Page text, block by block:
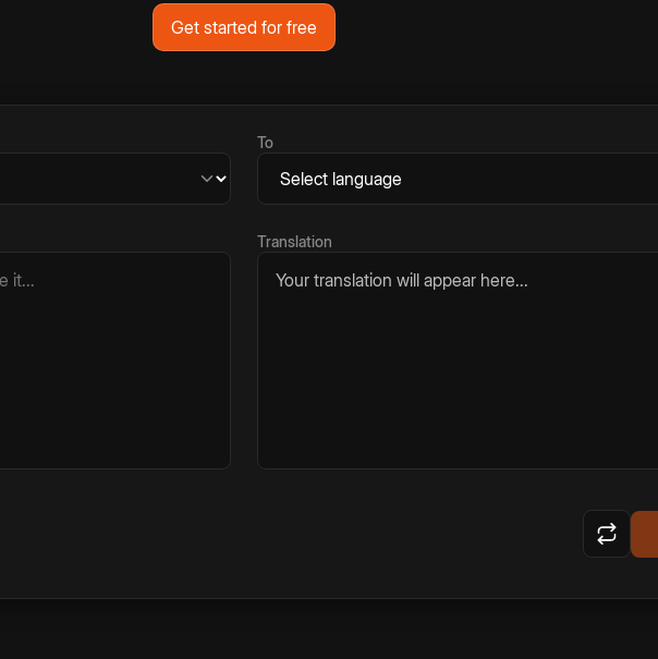
Get started for free
To
Translation
Your translation will appear here...